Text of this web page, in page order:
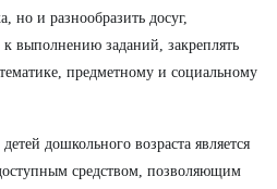
но и разнообразить досуг,
к выполнению заданий, закреплять
предметному и социальному
дошкольного возраста является
средством, позволяющим